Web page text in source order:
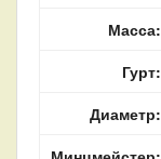
Масса:
Гурт:
Диаметр: